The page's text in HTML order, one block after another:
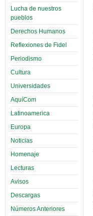
Lucha de nuestros
pueblos
Derechos Humanos
Reflexiones de Fidel
Periodismo
Cultura
Universidades
AquíCom
Latinoamerica
Europa
Noticias
Homenaje
Lecturas
Avisos
Descargas
Números Anteriores